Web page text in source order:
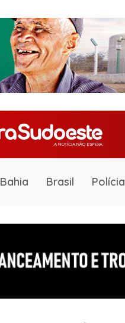
Bahia Brasil Polícia